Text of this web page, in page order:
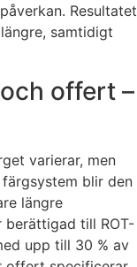
Resultatet
samtidigt
offert –
varierar, men
blir den
längre
berättigad till ROT-
upp till 30 % av